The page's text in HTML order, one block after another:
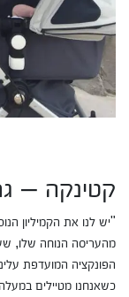
קטינקה –
"יש לנו את הקמיליון
הפונקציה המועדפת
כשאנחנו מטיילים